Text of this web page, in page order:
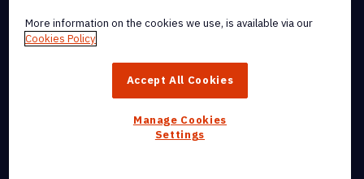
trademarks, of Nitro Software, Inc. or its affiliates in the United
More information on the cookies we use, is available via our
Cookies Policy
Accept All Cookies
Manage Cookies
Settings